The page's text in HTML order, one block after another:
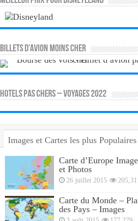
Billets d’avion moins cher
HOTELS PAS CHERS – VOYAGES 2022
Images et Cartes les plus Populaires
Carte d’Europe
et Photos
26 juillet 2015
Carte du Monde –
des Pays – Images